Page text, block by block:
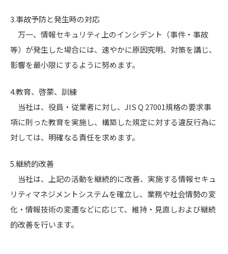
3.事故予防と発生時の対応
万一、情報セキュリティ上のインシデント（事件・事故
等）が発生した場合には、速やかに原因究明、対策を講じ、
影響を最小限にするように努めます。
4.教育、啓蒙、訓練
当社は、役員・従業者に対し、JIS Q 27001規格の要求事
項に則った教育を実施し、構築した規定に対する違反行為に
対しては、明確なる責任を求めます。
5.継続的改善
当社は、上記の活動を継続的に改善、実施する情報セキュ
リティマネジメントシステムを確立し、業務や社会情勢の変
化・情報技術の変遷などに応じて、維持・見直しおよび継続
的改善を行います。